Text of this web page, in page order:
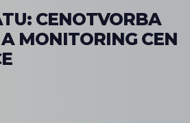
CENOTVORBA
MONITORING CEN